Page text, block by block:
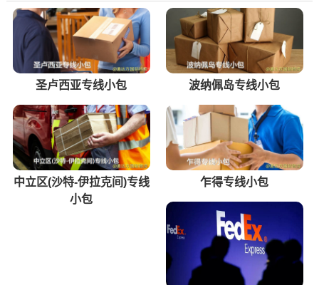
圣卢西亚专线小包 波纳佩岛专线小包
中立区(沙特-伊拉克间)专线
小包
乍得专线小包